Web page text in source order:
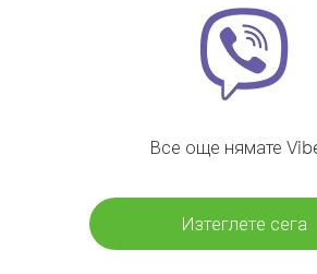
Все още нямате
Изтеглете сега